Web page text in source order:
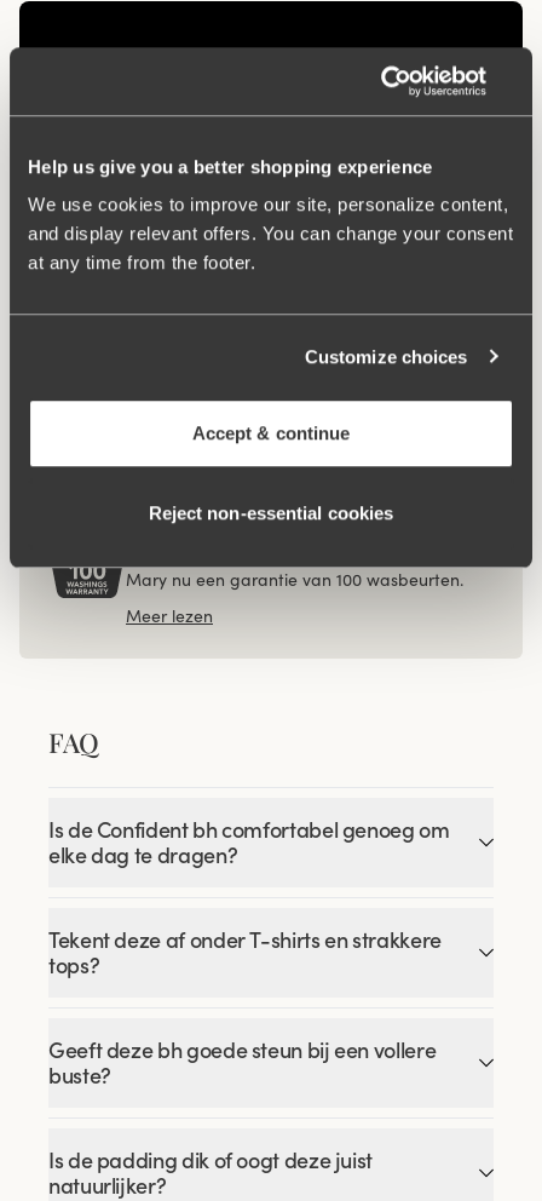
Help us give you a better shopping experience
We use cookies to improve our site, personalize content,
and display relevant offers. You can change your consent
at any time from the footer.
Customize choices
Accept & continue
Reject non‑essential cookies
Comfort midi slip taupe
Viewing image 1 of 3
Comfort maxi slip
€43.99
100 WASBEURTEN GARANTIE
Mary nu een garantie van 100 wasbeurten.
Meer lezen
FAQ
Is de Confident bh comfortabel genoeg om
elke dag te dragen?
Tekent deze af onder T-shirts en strakkere
tops?
Geeft deze bh goede steun bij een vollere
buste?
Is de padding dik of oogt deze juist
natuurlijker?